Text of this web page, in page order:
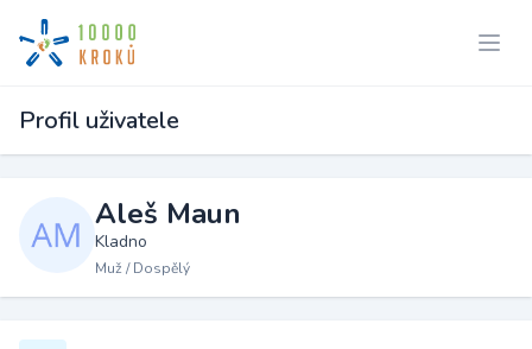
Profil uživatele
Aleš Maun
Kladno
Muž / Dospělý